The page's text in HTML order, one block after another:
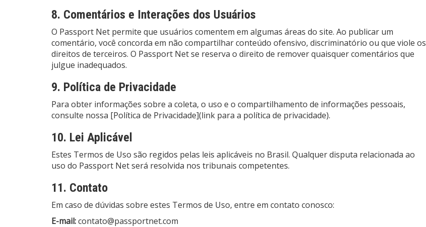
8. Comentários e Interações dos Usuários
O Passport Net permite que usuários comentem em algumas áreas do site. Ao publicar um
comentário, você concorda em não compartilhar conteúdo ofensivo, discriminatório ou que viole os
direitos de terceiros. O Passport Net se reserva o direito de remover quaisquer comentários que
julgue inadequados.
9. Política de Privacidade
Para obter informações sobre a coleta, o uso e o compartilhamento de informações pessoais,
consulte nossa [Política de Privacidade](link para a política de privacidade).
10. Lei Aplicável
Estes Termos de Uso são regidos pelas leis aplicáveis no Brasil. Qualquer disputa relacionada ao
uso do Passport Net será resolvida nos tribunais competentes.
11. Contato
Em caso de dúvidas sobre estes Termos de Uso, entre em contato conosco:
E-mail:contato@passportnet.com